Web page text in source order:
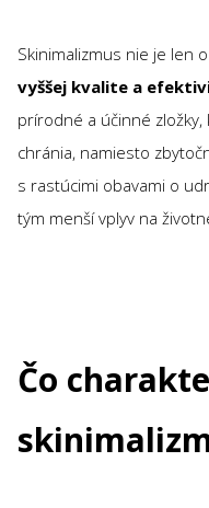
Skinimalizmus nie je len
vyššej kvalite a
prírodné a účinné
chránia, namiesto
s rastúcimi obavami o
tým menší vplyv na
Čo